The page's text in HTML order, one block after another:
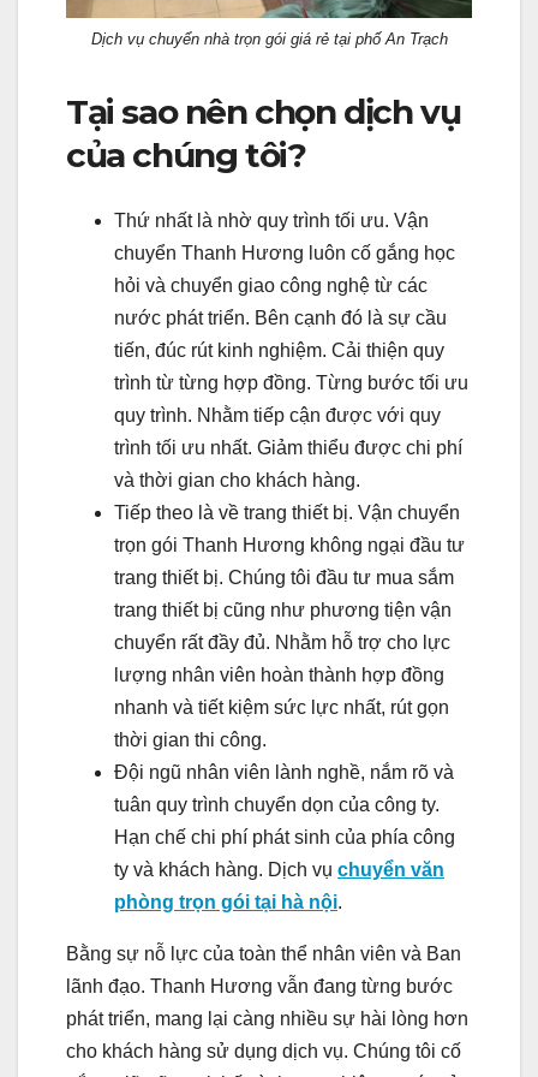
Dịch vụ chuyển nhà trọn gói giá rẻ tại phố An Trạch
Tại sao nên chọn dịch vụ
của chúng tôi?
Thứ nhất là nhờ quy trình tối ưu. Vận
chuyển Thanh Hương luôn cố gắng học
hỏi và chuyển giao công nghệ từ các
nước phát triển. Bên cạnh đó là sự cầu
tiến, đúc rút kinh nghiệm. Cải thiện quy
trình từ từng hợp đồng. Từng bước tối ưu
quy trình. Nhằm tiếp cận được với quy
trình tối ưu nhất. Giảm thiểu được chi phí
và thời gian cho khách hàng.
Tiếp theo là về trang thiết bị. Vận chuyển
trọn gói Thanh Hương không ngại đầu tư
trang thiết bị. Chúng tôi đầu tư mua sắm
trang thiết bị cũng như phương tiện vận
chuyển rất đầy đủ. Nhằm hỗ trợ cho lực
lượng nhân viên hoàn thành hợp đồng
nhanh và tiết kiệm sức lực nhất, rút gọn
thời gian thi công.
Đội ngũ nhân viên lành nghề, nắm rõ và
tuân quy trình chuyển dọn của công ty.
Hạn chế chi phí phát sinh của phía công
ty và khách hàng. Dịch vụ chuyển văn
phòng trọn gói tại hà nội.
Bằng sự nỗ lực của toàn thể nhân viên và Ban
lãnh đạo. Thanh Hương vẫn đang từng bước
phát triển, mang lại càng nhiều sự hài lòng hơn
cho khách hàng sử dụng dịch vụ. Chúng tôi cố